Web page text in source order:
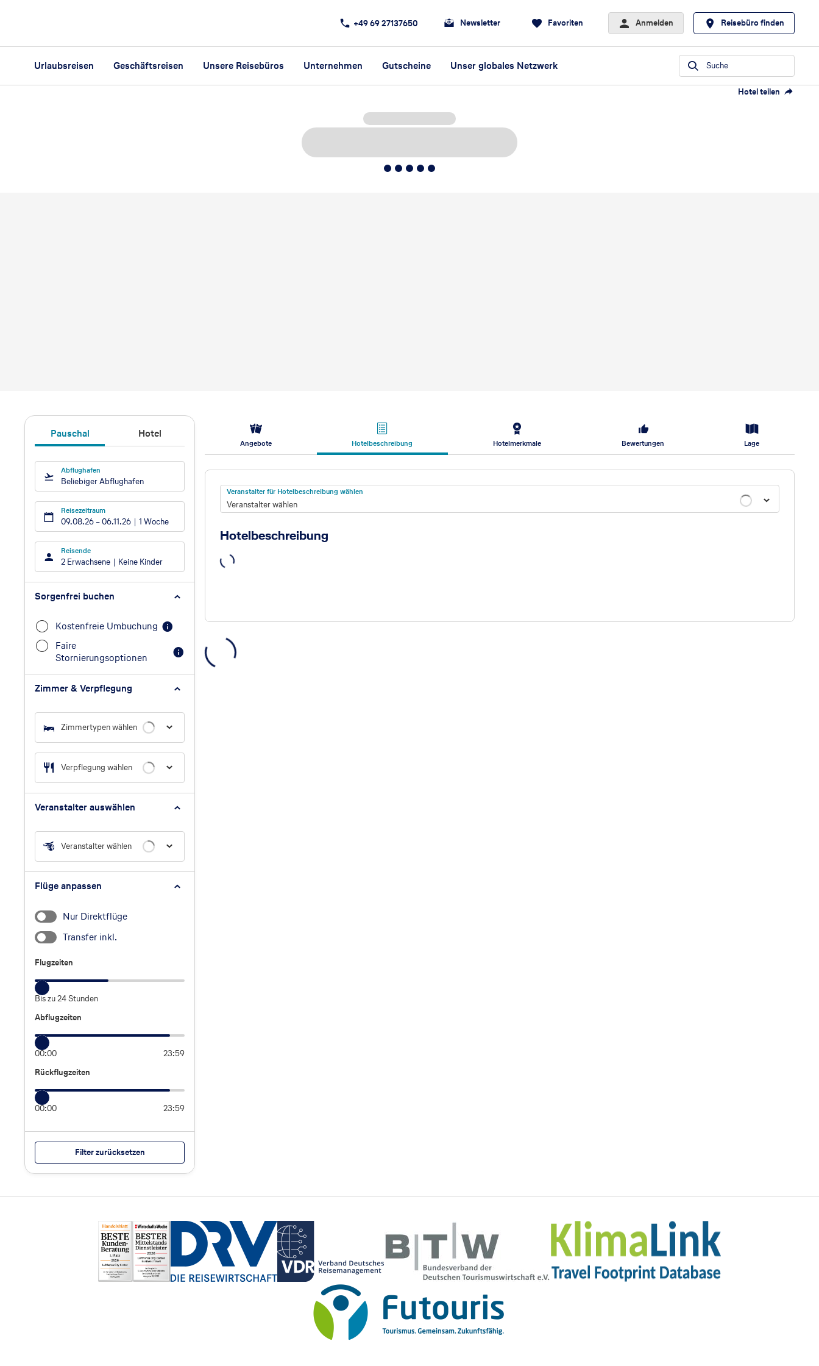
+49 69 27137650 Newsletter Favoriten Anmelden Reisebüro finden
Urlaubsreisen Geschäftsreisen Unsere Reisebüros Unternehmen Gutscheine Unser globales Netzwerk Suche
Hotel teilen
5
Pauschal Hotel
Abflughafen
Beliebiger Abflughafen
Reisezeitraum
09.08.26 –06.11.26 1 Woche
Reisende
2 Erwachsene Keine Kinder
Sorgenfrei buchen
Kostenfreie Umbuchung
Faire
Stornierungsoptionen
Zimmer & Verpflegung
Zimmertypen wählen
Verpflegung wählen
Veranstalter auswählen
Veranstalter wählen
Flüge anpassen
Nur Direktflüge
Transfer inkl.
Flugzeiten
Flugzeiten
Bis zu 24 Stunden
Abflugzeiten
Abflugzeiten
00:00 23:59
Rückflugzeiten
Rückflugzeiten
00:00 23:59
Filter zurücksetzen
Angebote Hotelbeschreibung Hotelmerkmale Bewertungen Lage
Hotelbeschreibung
Veranstalter für Hotelbeschreibung wählen
Veranstalter wählen
Hotelbeschreibung